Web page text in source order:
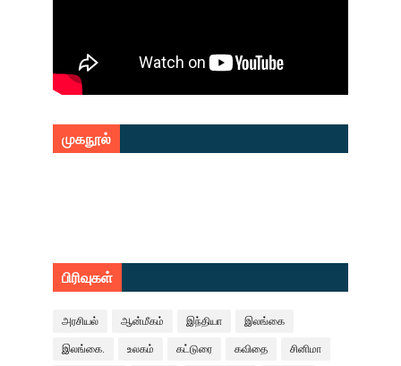
முகநூல்
பிரிவுகள்
அரசியல் ஆன்மீகம் இந்தியா இலங்கை
இலங்கை. உலகம் கட்டுரை கவிதை சினிமா